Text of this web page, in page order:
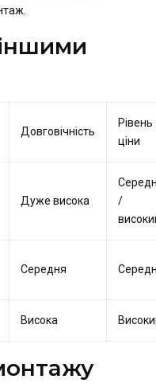
Довговічність
Рівень
ціни
Дуже висока
/
Середня
Висока